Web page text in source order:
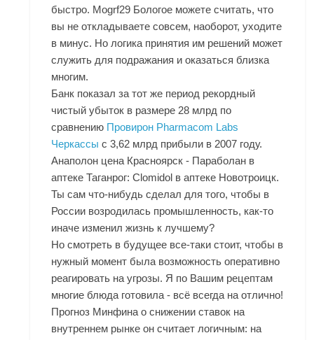
быстро. Mogrf29 Бологое можете считать, что
вы не откладываете совсем, наоборот, уходите
в минус. Но логика принятия им решений может
служить для подражания и оказаться близка
многим.
Банк показал за тот же период рекордный
чистый убыток в размере 28 млрд по
сравнению Провирон Pharmacom Labs
Черкассы с 3,62 млрд прибыли в 2007 году.
Анаполон цена Красноярск - Параболан в
аптеке Таганрог: Clomidol в аптеке Новотроицк.
Ты сам что-нибудь сделал для того, чтобы в
России возродилась промышленность, как-то
иначе изменил жизнь к лучшему?
Но смотреть в будущее все-таки стоит, чтобы в
нужный момент была возможность оперативно
реагировать на угрозы. Я по Вашим рецептам
многие блюда готовила - всё всегда на отлично!
Прогноз Минфина о снижении ставок на
внутреннем рынке он считает логичным: на